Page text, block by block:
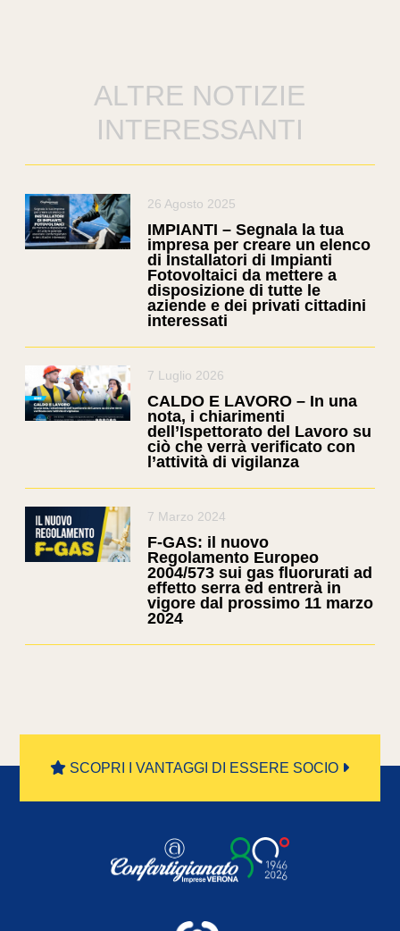
ALTRE NOTIZIE
INTERESSANTI
26 Agosto 2025
IMPIANTI – Segnala la tua
impresa per creare un elenco
di Installatori di Impianti
Fotovoltaici da mettere a
disposizione di tutte le
aziende e dei privati cittadini
interessati
7 Luglio 2026
CALDO E LAVORO – In una
nota, i chiarimenti
dell’Ispettorato del Lavoro su
ciò che verrà verificato con
l’attività di vigilanza
7 Marzo 2024
F-GAS: il nuovo
Regolamento Europeo
2004/573 sui gas fluorurati ad
effetto serra ed entrerà in
vigore dal prossimo 11 marzo
2024
SCOPRI I VANTAGGI DI ESSERE SOCIO